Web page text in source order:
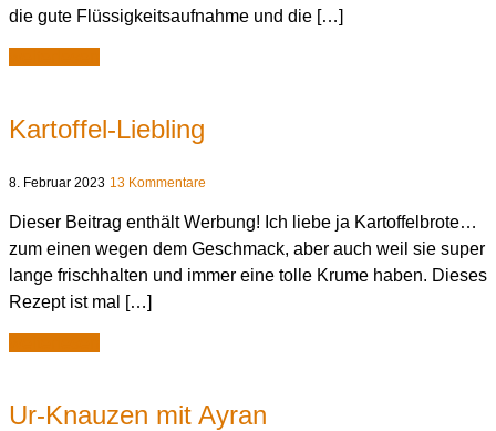
die gute Flüssigkeitsaufnahme und die […]
Kartoffel-Liebling
8. Februar 2023 13 Kommentare
Dieser Beitrag enthält Werbung! Ich liebe ja Kartoffelbrote…
zum einen wegen dem Geschmack, aber auch weil sie super
lange frischhalten und immer eine tolle Krume haben. Dieses
Rezept ist mal […]
Ur-Knauzen mit Ayran